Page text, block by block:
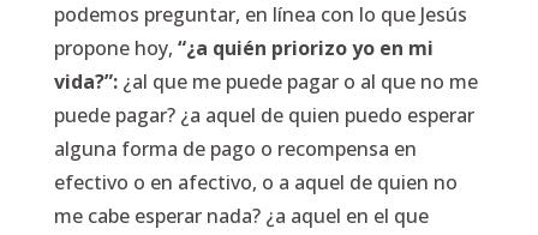
podemos preguntar, en línea con lo que Jesús
propone hoy, “¿a quién priorizo yo en mi
vida?”: ¿al que me puede pagar o al que no me
puede pagar? ¿a aquel de quien puedo esperar
alguna forma de pago o recompensa en
efectivo o en afectivo, o a aquel de quien no
me cabe esperar nada? ¿a aquel en el que